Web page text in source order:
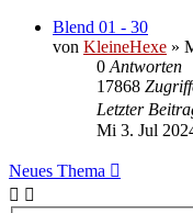
Blend 01 - 30
von KleineHexe »
0 Antworten
17868
Letzter
Mi 3. Jul
Neues Thema